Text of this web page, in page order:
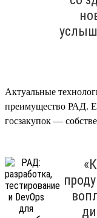
Актуальные
преимущество РАД.
госзакупок —